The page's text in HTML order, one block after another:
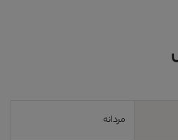
مردانه